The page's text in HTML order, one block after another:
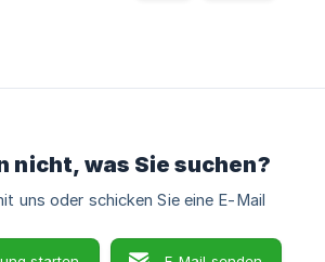
nicht, was Sie suchen?
uns oder schicken Sie eine E-Mail